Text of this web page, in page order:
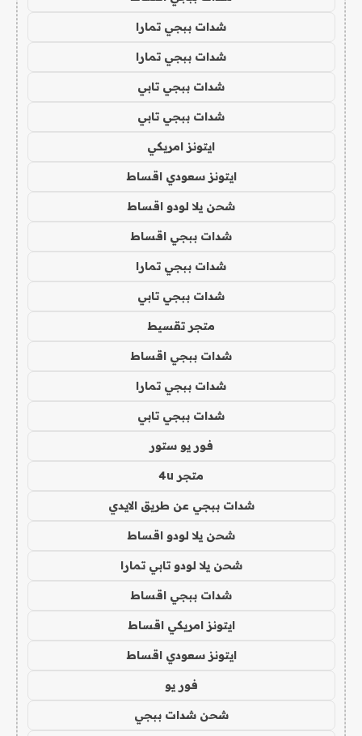
شدات ببجي تمارا
شدات ببجي تمارا
شدات ببجي تابي
شدات ببجي تابي
ايتونز امريكي
ايتونز سعودي اقساط
شحن يلا لودو اقساط
شدات ببجي اقساط
شدات ببجي تمارا
شدات ببجي تابي
متجر تقسيط
شدات ببجي اقساط
شدات ببجي تمارا
شدات ببجي تابي
فور يو ستور
متجر 4u
شدات ببجي عن طريق الايدي
شحن يلا لودو اقساط
شحن يلا لودو تابي تمارا
شدات ببجي اقساط
ايتونز امريكي اقساط
ايتونز سعودي اقساط
فور يو
شحن شدات ببجي